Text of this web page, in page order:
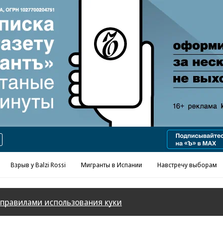
Реклама в «Ъ» www.kommersant.ru/ad
Взрыв у Balzi Rossi Мигранты в Испании Навстречу выборам
правилами использования куки